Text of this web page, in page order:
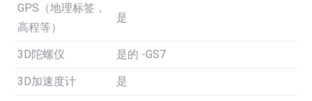
GPS（地理标签，
高程等）
是
3D陀螺仪 是的 -GS7
3D加速度计 是